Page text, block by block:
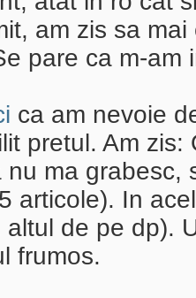
am zis sa
pare ca m-am
ca am nevoie
pretul. Am zis:
nu ma grabesc,
articole). In
altul de pe dp).
frumos.